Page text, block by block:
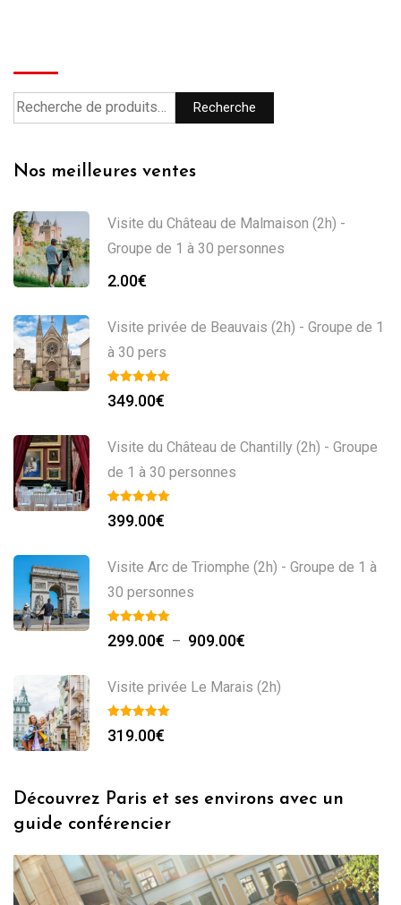
Recherche
Nos meilleures ventes
Visite du Château de Malmaison (2h) -
Groupe de 1 à 30 personnes
2.00€
Visite privée de Beauvais (2h) - Groupe de 1
à 30 pers
349.00€
Visite du Château de Chantilly (2h) - Groupe
de 1 à 30 personnes
399.00€
Visite Arc de Triomphe (2h) - Groupe de 1 à
30 personnes
299.00€ – 909.00€
Visite privée Le Marais (2h)
319.00€
Découvrez Paris et ses environs avec un
guide conférencier